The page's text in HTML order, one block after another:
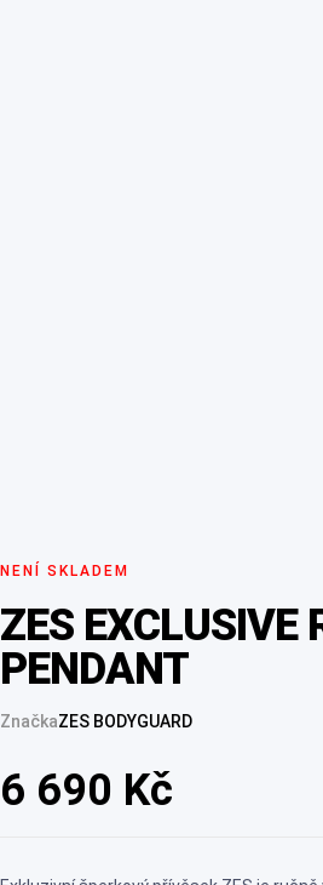
NENÍ SKLADEM
ZES EXCLUSIVE
PENDANT
ZnačkaZES BODYGUARD
6 690 Kč